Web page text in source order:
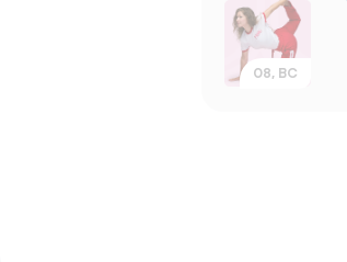
08, ВС